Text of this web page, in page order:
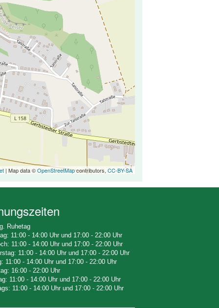
| Map data ©OpenStreetMapcontributors, CC-BY-SA
Ruhetag
11:00 - 14:00 Uhr und 17:00 - 22:00 Uhr
11:00 - 14:00 Uhr und 17:00 - 22:00 Uhr
11:00 - 14:00 Uhr und 17:00 - 22:00 Uhr
11:00 - 14:00 Uhr und 17:00 - 22:00 Uhr
16:00 - 22:00 Uhr
11:00 - 14:00 Uhr und 17:00 - 22:00 Uhr
11:00 - 14:00 Uhr und 17:00 - 22:00 Uhr